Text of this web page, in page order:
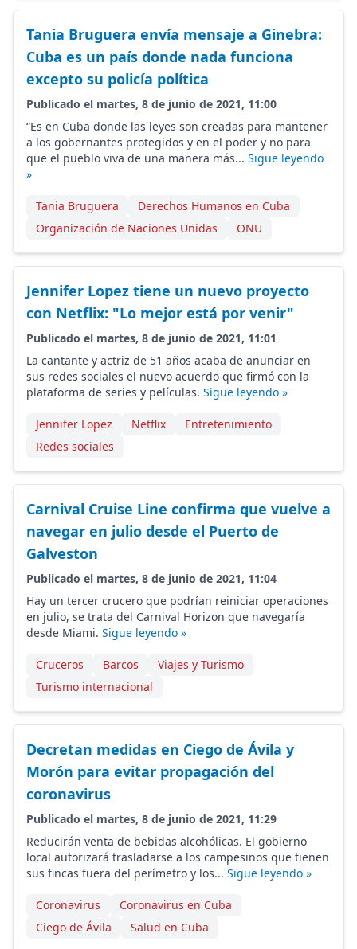
Tania Bruguera envía mensaje a Ginebra:
Cuba es un país donde nada funciona
excepto su policía política
Publicado el martes, 8 de junio de 2021, 11:00
“Es en Cuba donde las leyes son creadas para mantener
a los gobernantes protegidos y en el poder y no para
que el pueblo viva de una manera más... Sigue leyendo
»
Tania Bruguera
Derechos Humanos en Cuba
Organización de Naciones Unidas
ONU
Jennifer Lopez tiene un nuevo proyecto
con Netflix: "Lo mejor está por venir"
Publicado el martes, 8 de junio de 2021, 11:01
La cantante y actriz de 51 años acaba de anunciar en
sus redes sociales el nuevo acuerdo que firmó con la
plataforma de series y películas. Sigue leyendo »
Jennifer Lopez Netflix
Entretenimiento
Redes sociales
Carnival Cruise Line confirma que vuelve a
navegar en julio desde el Puerto de
Galveston
Publicado el martes, 8 de junio de 2021, 11:04
Hay un tercer crucero que podrían reiniciar operaciones
en julio, se trata del Carnival Horizon que navegaría
desde Miami. Sigue leyendo »
Cruceros Barcos
Viajes y Turismo
Turismo internacional
Decretan medidas en Ciego de Ávila y
Morón para evitar propagación del
coronavirus
Publicado el martes, 8 de junio de 2021, 11:29
Reducirán venta de bebidas alcohólicas. El gobierno
local autorizará trasladarse a los campesinos que tienen
sus fincas fuera del perímetro y los... Sigue leyendo »
Coronavirus
Coronavirus en Cuba
Ciego de Ávila
Salud en Cuba